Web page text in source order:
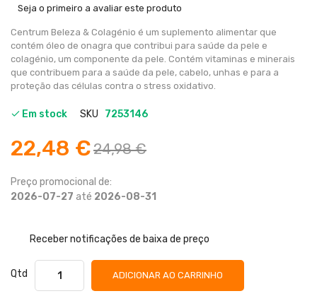
Seja o primeiro a avaliar este produto
Centrum Beleza & Colagénio é um suplemento alimentar que
contém óleo de onagra que contribui para saúde da pele e
colagénio, um componente da pele. Contém vitaminas e minerais
que contribuem para a saúde da pele, cabelo, unhas e para a
proteção das células contra o stress oxidativo.
Em stock SKU 7253146
22,48 €24,98 €
Preço promocional de:
2026-07-27 até 2026-08-31
Receber notificações de baixa de preço
Qtd ADICIONAR AO CARRINHO